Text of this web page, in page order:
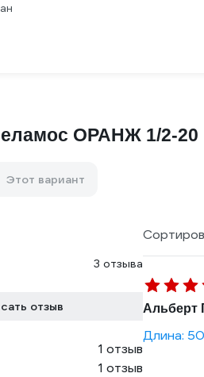
ОРАНЖ 1/2-20
Этот вариант
3 отзыва
отзыв
1 отзыв
1 отзыв
Альберт
Длина: